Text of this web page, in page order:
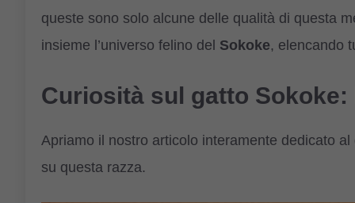
queste sono solo alcune delle qualità di questa
insieme l’universo felino del Sokoke, elencando
Curiosità sul gatto
Apriamo il nostro articolo interamente dedicato
su questa razza.